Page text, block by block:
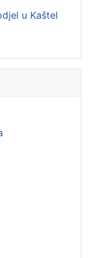
u Kaštel